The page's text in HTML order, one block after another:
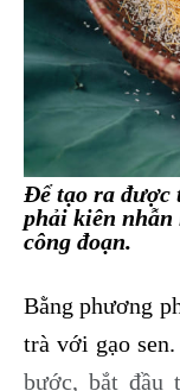
Để tạo ra được
phải kiên
công đoạn.
Bằng phương
trà với gạo sen.
bước, bắt đầu